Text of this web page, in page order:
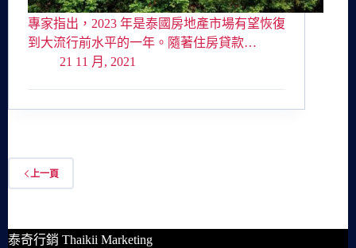
專家指出，2023 年是泰國房地產市場有望恢復
到大流行前水平的一年。隨著住房貸款…
21 11 月, 2021
上一頁
泰奇行銷 Thaikii Marketing